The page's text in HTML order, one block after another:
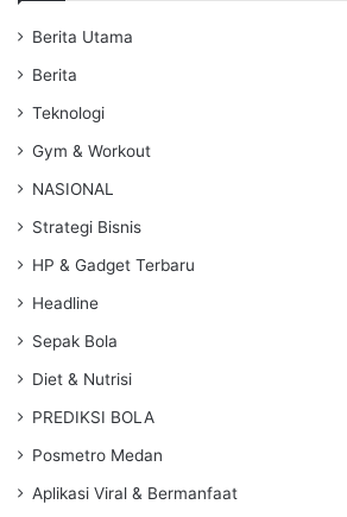
Berita Utama
Berita
Teknologi
Gym & Workout
NASIONAL
Strategi Bisnis
HP & Gadget Terbaru
Headline
Sepak Bola
Diet & Nutrisi
PREDIKSI BOLA
Posmetro Medan
Aplikasi Viral & Bermanfaat